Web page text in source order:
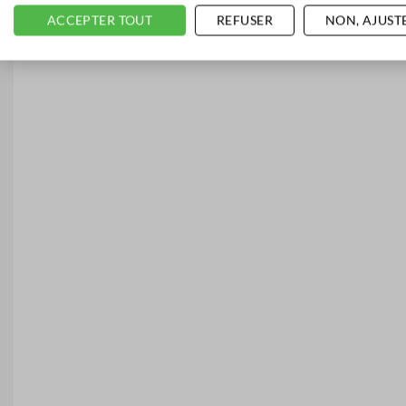
ACCEPTER TOUT REFUSER NON,